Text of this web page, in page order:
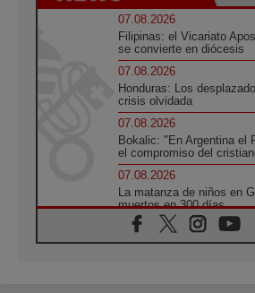
07.08.2026
Filipinas: el Vicariato
se convierte en diócesis
07.08.2026
Honduras: Los
crisis olvidada
07.08.2026
Bokalic: "En Argentina el
el compromiso del
07.08.2026
La matanza de niños en
muertos en 300 días
07.08.2026
Tagle: La guerra